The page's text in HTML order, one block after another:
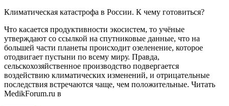
Климатическая катастрофа в России. К чему готовиться?
Что касается продуктивности экосистем, то учёные
утверждают со ссылкой на спутниковые данные, что на
большей части планеты происходит озеленение, которое
отодвигает пустыни по всему миру. Правда,
сельскохозяйственное производство подвергается
воздействию климатических изменений, и отрицательные
последствия встречаются чаще, чем положительные. Читать
MedikForum.ru в